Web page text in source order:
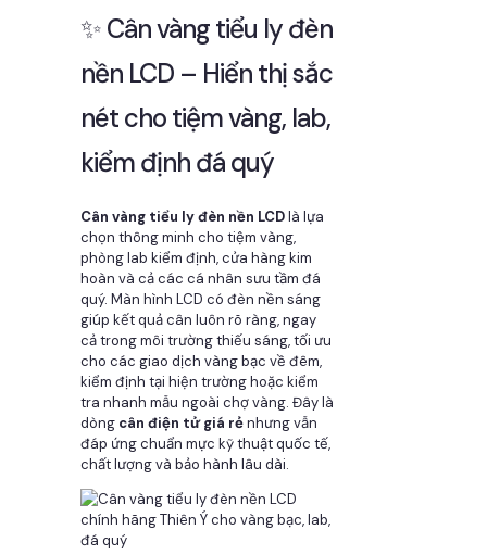
✨ Cân vàng tiểu ly đèn
nền LCD – Hiển thị sắc
nét cho tiệm vàng, lab,
kiểm định đá quý
Cân vàng tiểu ly đèn nền LCDlà lựa
chọn thông minh cho tiệm vàng,
phòng lab kiểm định, cửa hàng kim
hoàn và cả các cá nhân sưu tầm đá
quý. Màn hình LCD có đèn nền sáng
giúp kết quả cân luôn rõ ràng, ngay
cả trong môi trường thiếu sáng, tối ưu
cho các giao dịch vàng bạc về đêm,
kiểm định tại hiện trường hoặc kiểm
tra nhanh mẫu ngoài chợ vàng. Đây là
dòng cân điện tử giá rẻnhưng vẫn
đáp ứng chuẩn mực kỹ thuật quốc tế,
chất lượng và bảo hành lâu dài.